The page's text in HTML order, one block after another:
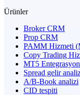
Ürünler
Broker CRM
Prop CRM
PAMM Hizmeti
Copy Trading
MT5
Spread gelir
A/B-Book analizi
CID tespiti